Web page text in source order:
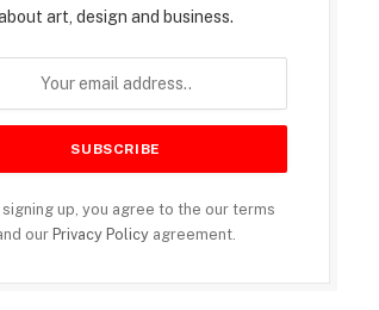
art, design and business.
signing up, you agree to the our terms
our Privacy Policy agreement.